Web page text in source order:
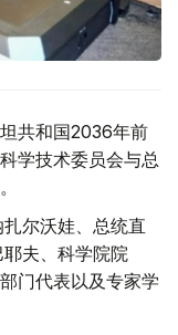
共和国2036年前
学技术委员会与总
尔沃娃、总统直
耶夫、科学院院
门代表以及专家学